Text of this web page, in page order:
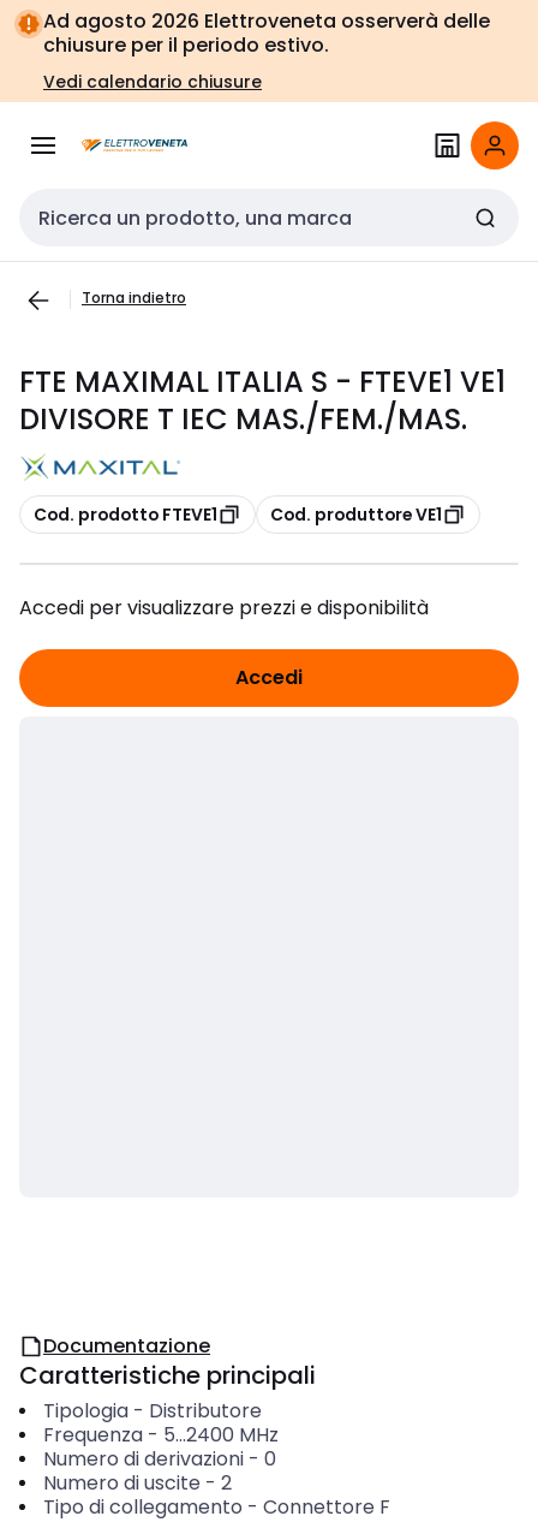
Vai alla
navigazione
Vai
alla
pagina
Ad agosto 2026 Elettroveneta osserverà delle
chiusure per il periodo estivo.
Vedi calendario chiusure
Cerca input
Torna indietro
FTE MAXIMAL ITALIA S - FTEVE1 VE1
DIVISORE T IEC MAS./FEM./MAS.
copia
Cod. prodotto FTEVE1 copia
Cod. produttore VE1
Accedi per visualizzare prezzi e disponibilità
Accedi
Documentazione
Caratteristiche principali
Tipologia- Distributore
Frequenza- 5...2400 MHz
Numero di derivazioni- 0
Numero di uscite - 2
Tipo di collegamento - Connettore F